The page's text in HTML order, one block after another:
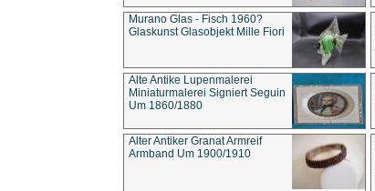
Murano Glas - Fisch 1960?
Glaskunst Glasobjekt Mille Fiori
Alte Antike Lupenmalerei
Miniaturmalerei Signiert Seguin
Um 1860/1880
Alter Antiker Granat Armreif
Armband Um 1900/1910